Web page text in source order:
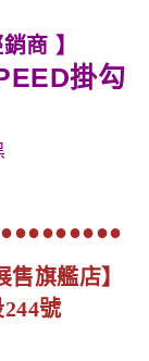
商 】
掛勾
售旗艦店】
號